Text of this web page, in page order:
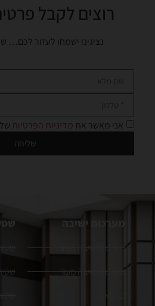
רוצים לקבל
נציגינו ישמחו לעזור לכם…
אני מאשר את מדיניות הפרטיות
שליחה
מערכות ישיבה
מערכות ישיבה מבד
מערכות ישיבה מעור
כורסאות